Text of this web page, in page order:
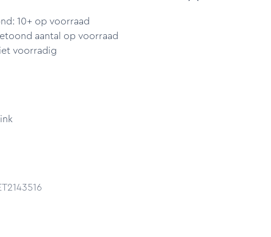
10+ op voorraad
aantal op voorraad
voorradig